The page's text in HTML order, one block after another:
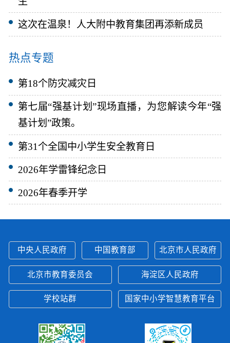
这次在温泉！人大附中教育集团再添新成员
热点专题
第18个防灾减灾日
第七届“强基计划”现场直播，为您解读今年“强
基计划”政策。
第31个全国中小学生安全教育日
2026年学雷锋纪念日
2026年春季开学
中央人民政府 中国教育部 北京市人民政府
北京市教育委员会 海淀区人民政府
学校站群 国家中小学智慧教育平台